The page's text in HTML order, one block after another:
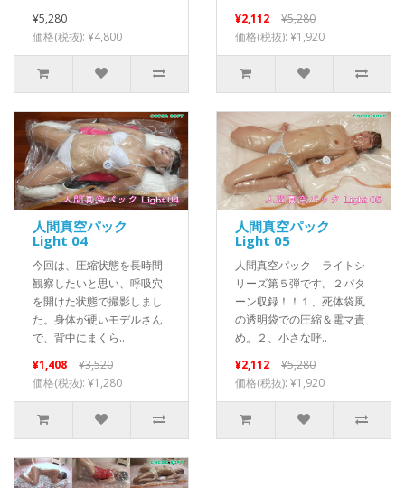
¥5,280
価格(税抜): ¥4,800
¥2,112
¥5,280
価格(税抜): ¥1,920
人間真空パック
Light 04
今回は、圧縮状態を長時間
観察したいと思い、呼吸穴
を開けた状態で撮影しまし
た。身体が硬いモデルさん
で、背中にまくら..
¥1,408
¥3,520
価格(税抜): ¥1,280
人間真空パック
Light 05
人間真空パック ライトシ
リーズ第５弾です。２パタ
ーン収録！！１、死体袋風
の透明袋での圧縮＆電マ責
め。２、小さな呼..
¥2,112
¥5,280
価格(税抜): ¥1,920